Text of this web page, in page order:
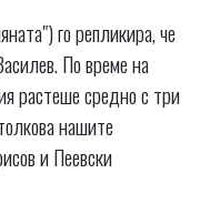
го репликира, че
По време на
растеше средно с три
нашите
и Пеевски